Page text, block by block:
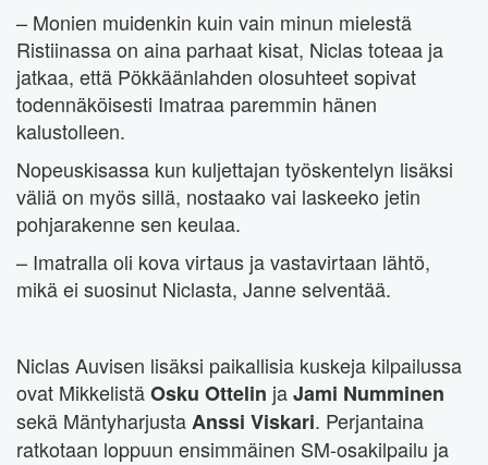
– Monien muidenkin kuin vain minun mielestä
Ristiinassa on aina parhaat kisat, Niclas toteaa ja
jatkaa, että Pökkäänlahden olosuhteet sopivat
todennäköisesti Imatraa paremmin hänen
kalustolleen.
Nopeuskisassa kun kuljettajan työskentelyn lisäksi
väliä on myös sillä, nostaako vai laskeeko jetin
pohjarakenne sen keulaa.
– Imatralla oli kova virtaus ja vastavirtaan lähtö,
mikä ei suosinut Niclasta, Janne selventää.
Niclas Auvisen lisäksi paikallisia kuskeja kilpailussa
ovat MikkelistäOsku Ottelin jaJami Numminen
sekä MäntyharjustaAnssi Viskari. Perjantaina
ratkotaan loppuun ensimmäinen SM-osakilpailu ja